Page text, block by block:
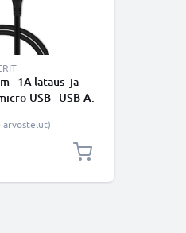
- 1A lataus- ja
USB - USB-A.
arvostelut)